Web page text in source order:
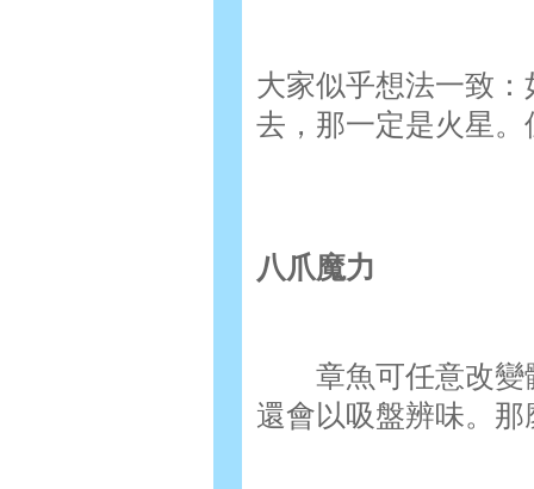
大家似乎想法一致
去，那一定是火星
八爪魔力
章魚可任意改變
還會以吸盤辨味。